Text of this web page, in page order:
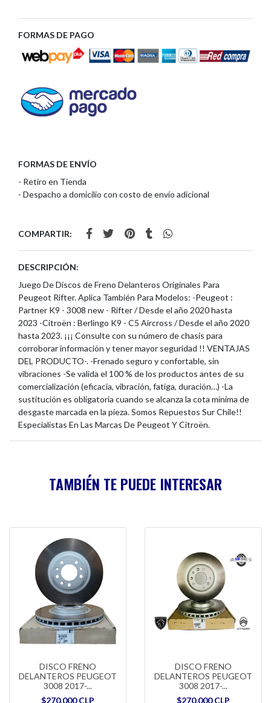
FORMAS DE PAGO
FORMAS DE ENVÍO
- Retiro en Tienda
- Despacho a domicilio con costo de envío adicional
COMPARTIR:
DESCRIPCIÓN:
Juego De Discos de Freno Delanteros Originales Para
Peugeot Rifter. Aplica También Para Modelos: -Peugeot :
Partner K9 - 3008 new - Rifter / Desde el año 2020 hasta
2023 -Citroën : Berlingo K9 - C5 Aircross / Desde el año 2020
hasta 2023. ¡¡¡ Consulte con su número de chasis para
corroborar información y tener mayor seguridad !! VENTAJAS
DEL PRODUCTO-. -Frenado seguro y confortable, sin
vibraciones -Se valida el 100 % de los productos antes de su
comercialización (eficacia, vibración, fatiga, duración…) -La
sustitución es obligatoria cuando se alcanza la cota mínima de
desgaste marcada en la pieza. Somos Repuestos Sur Chile!!
Especialistas En Las Marcas De Peugeot Y Citroën.
TAMBIÉN TE PUEDE INTERESAR
DISCO FRENO
DELANTEROS PEUGEOT
3008 2017-...
$270.000 CLP
DISCO FRENO
DELANTEROS PEUGEOT
3008 2017-...
$270.000 CLP